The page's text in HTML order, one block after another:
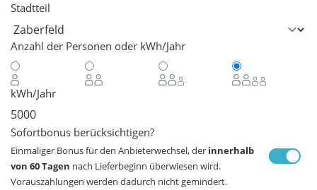
Stadtteil
Anzahl der Personen oder kWh/Jahr
kWh/Jahr
Sofortbonus berücksichtigen?
Einmaliger Bonus für den Anbieterwechsel, der innerhalb
von 60 Tagen nach Lieferbeginn überwiesen wird.
Vorauszahlungen werden dadurch nicht gemindert.